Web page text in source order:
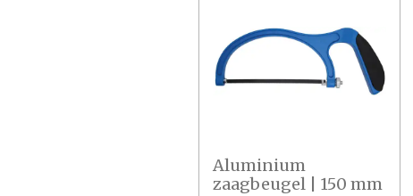
Aluminium
zaagbeugel | 150 mm